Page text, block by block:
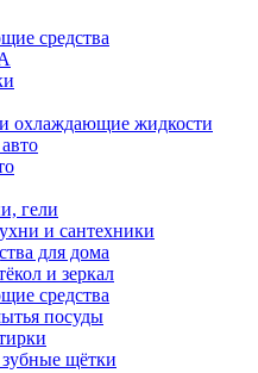
средства
охлаждающие жидкости
гели
и сантехники
для дома
и зеркал
средства
посуды
зубные щётки